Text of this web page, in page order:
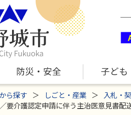
防災・安全 子ども
ら探す しごと・産業 入札・
要介護認定申請に伴う主治医意見書配